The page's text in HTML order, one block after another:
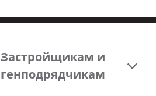
Застройщикам и
генподрядчикам